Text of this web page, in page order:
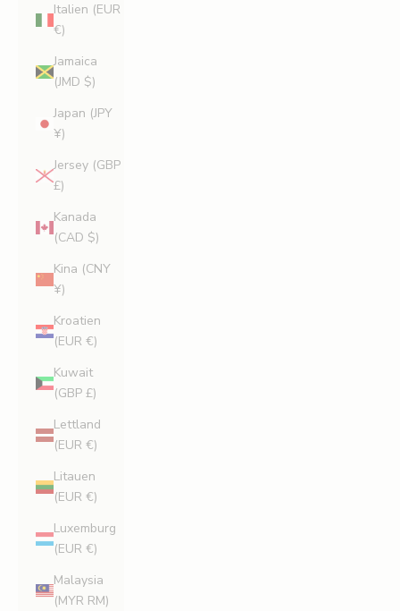
Italien (EUR
€)
Jamaica
(JMD $)
Japan (JPY
¥)
Jersey (GBP
£)
Kanada
(CAD $)
Kina (CNY
¥)
Kroatien
(EUR €)
Kuwait
(GBP £)
Lettland
(EUR €)
Litauen
(EUR €)
Luxemburg
(EUR €)
Malaysia
(MYR RM)